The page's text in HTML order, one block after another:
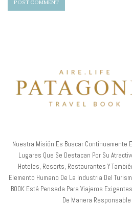
Nuestra Misión Es Buscar Continuamente
Lugares Que Se Destacan Por Su
Hoteles, Resorts, Restaurantes Y
Elemento Humano De La Industria Del Turismo
BOOK Está Pensada Para Viajeros
De Manera